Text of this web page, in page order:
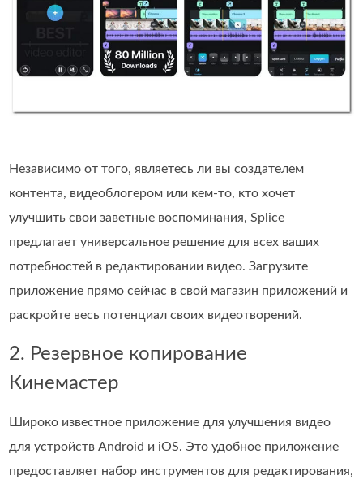
Независимо от того, являетесь ли вы создателем
контента, видеоблогером или кем-то, кто хочет
улучшить свои заветные воспоминания, Splice
предлагает универсальное решение для всех ваших
потребностей в редактировании видео. Загрузите
приложение прямо сейчас в свой магазин приложений и
раскройте весь потенциал своих видеотворений.
2. Резервное копирование
Кинемастер
Широко известное приложение для улучшения видео
для устройств Android и iOS. Это удобное приложение
предоставляет набор инструментов для редактирования,